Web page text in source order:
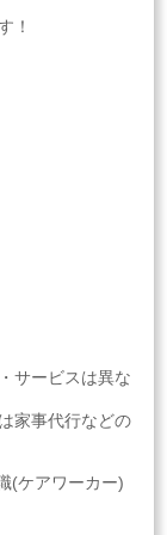
！
サービスは異な
家事代行などの
(ケアワーカー)